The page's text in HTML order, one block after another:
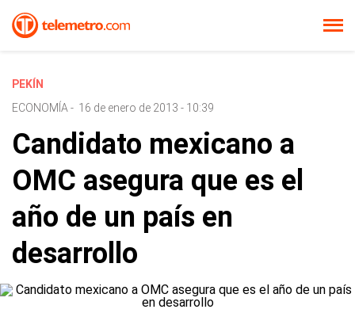
PEKÍN
ECONOMÍA - 16 de enero de 2013 - 10:39
Candidato mexicano a
OMC asegura que es el
año de un país en
desarrollo